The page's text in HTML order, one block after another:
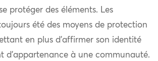
protéger des éléments. Les
été des moyens de protection
en plus d’affirmer son identité
d’appartenance à une communauté.